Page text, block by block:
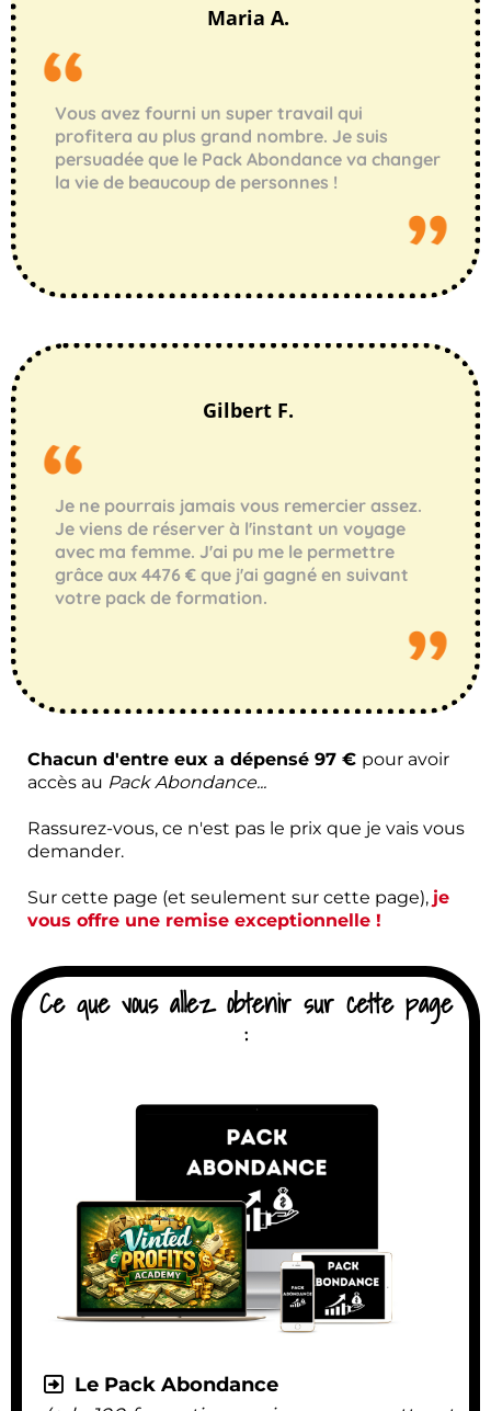
Maria A.
Vous avez fourni un super travail qui
profitera au plus grand nombre. Je suis
persuadée que le Pack Abondance va changer
la vie de beaucoup de personnes !
Gilbert F.
Je ne pourrais jamais vous remercier assez.
Je viens de réserver à l'instant un voyage
avec ma femme. J'ai pu me le permettre
grâce aux 4476 € que j'ai gagné en suivant
votre pack de formation.
Chacun d'entre eux a dépensé 97 € pour avoir
accès au Pack Abondance...
Rassurez-vous, ce n'est pas le prix que je vais vous
demander.
Sur cette page (et seulement sur cette page), je
vous offre une remise exceptionnelle !
Ce que vous allez obtenir sur cette page
:
Le Pack Abondance